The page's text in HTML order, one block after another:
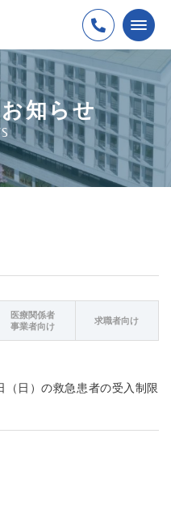
知らせ
医療関係者
事業者向け
求職者向け
日）の救急患者の受入制限